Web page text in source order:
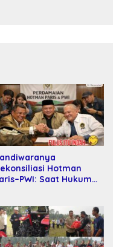
Hotman
Saat Hukum